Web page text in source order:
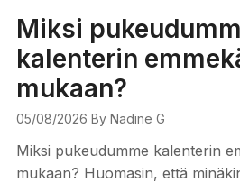
Miksi
kalenterin
mukaan?
05/08/2026 By Nadine G
Miksi pukeudumme kalenterin
mukaan? Huomasin, että